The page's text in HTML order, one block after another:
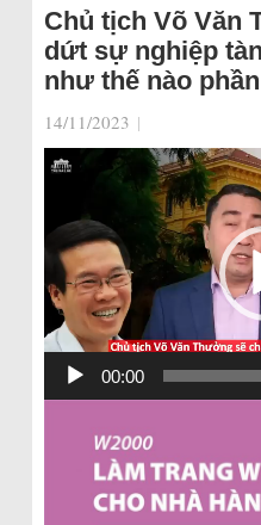
Chủ tịch Võ Văn
dứt sự nghiệp
như thế nào
14/11/2023 |
Video-
00:00